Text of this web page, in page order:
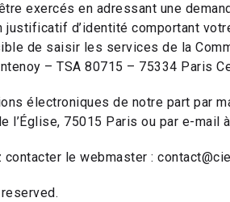
exercés en adressant une
justificatif d’identité comportant
de saisir les services de la
– TSA 80715 – 75334 Paris
électroniques de notre part par
l’Église, 75015 Paris ou par e-mail
le webmaster :